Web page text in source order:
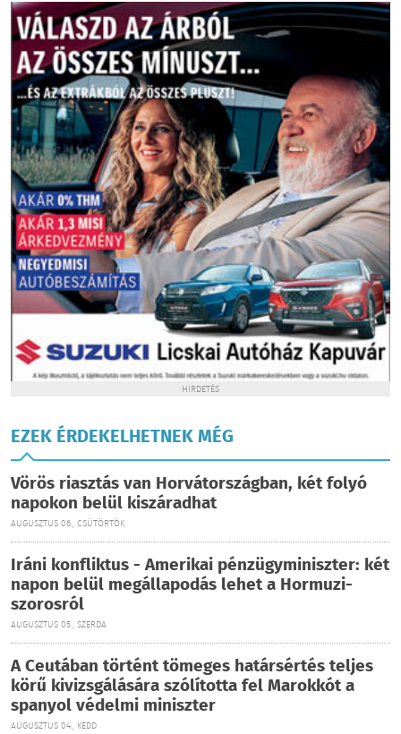
HIRDETÉS
EZEK ÉRDEKELHETNEK MÉG
Vörös riasztás van Horvátországban, két folyó
napokon belül kiszáradhat
AUGUSZTUS 06., CSÜTÖRTÖK
Iráni konfliktus - Amerikai pénzügyminiszter: két
napon belül megállapodás lehet a Hormuzi-
szorosról
AUGUSZTUS 05., SZERDA
A Ceutában történt tömeges határsértés teljes
körű kivizsgálására szólította fel Marokkót a
spanyol védelmi miniszter
AUGUSZTUS 04., KEDD